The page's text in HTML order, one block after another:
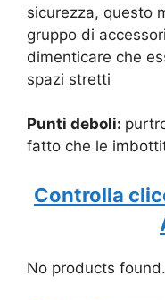
sicurezza, questo
gruppo di
dimenticare che
spazi stretti
Punti deboli:
fatto che le
Controlla
No products found.